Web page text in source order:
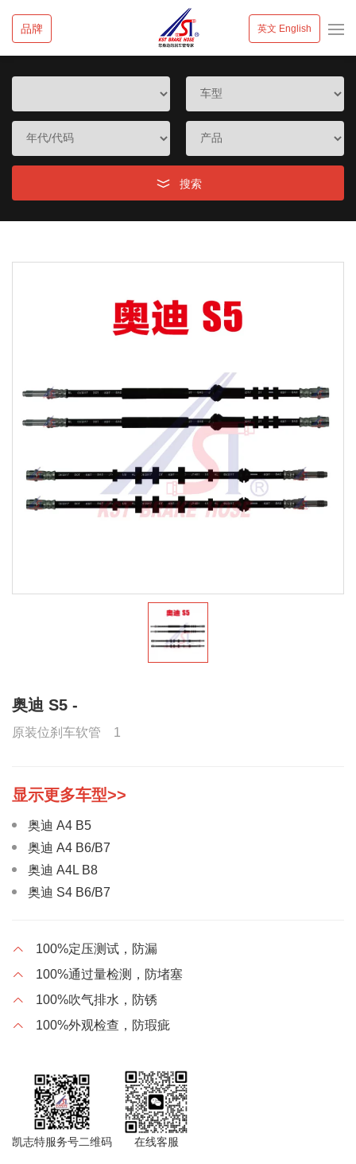
品牌 英文 English
搜索
奥迪 S5 -
原装位刹车软管 1
奥迪 A4 B5
奥迪 A4 B6/B7
奥迪 A4L B8
奥迪 S4 B6/B7
奥迪 A6 C5
奥迪 A6 C5
奥迪 A6L A7
奥迪 A6L C7
奥迪 A4 B6/B7
奥迪 A4L B8
奥迪 S4 B6/B7
100%定压测试，防漏
100%通过量检测，防堵塞
100%吹气排水，防锈
100%外观检查，防瑕疵
凯志特服务号二维码 在线客服